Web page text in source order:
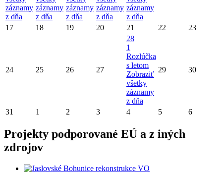
záznamy
z dňa
záznamy
z dňa
záznamy
z dňa
záznamy
z dňa
záznamy
z dňa
17 18 19 20 21 22 23
24 25 26 27
28
1
Rozlúčka
s letom
Zobraziť
všetky
záznamy
z dňa
29 30
31 1 2 3 4 5 6
Projekty podporované EÚ a z iných
zdrojov